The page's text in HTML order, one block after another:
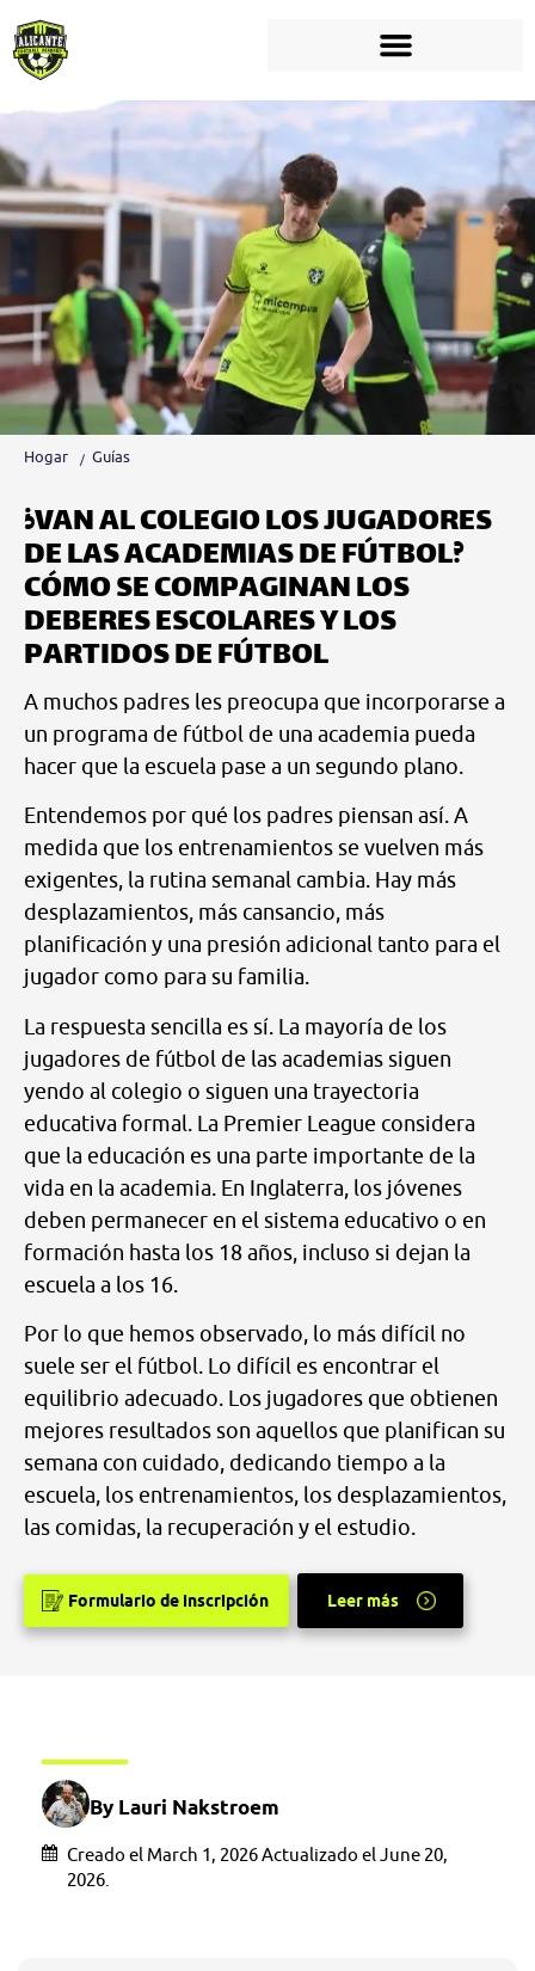
Hogar Guías
¿VAN AL COLEGIO LOS JUGADORES
DE LAS ACADEMIAS DE FÚTBOL?
CÓMO SE COMPAGINAN LOS
DEBERES ESCOLARES Y LOS
PARTIDOS DE FÚTBOL
A muchos padres les preocupa que incorporarse a
un programa de fútbol de una academia pueda
hacer que la escuela pase a un segundo plano.
Entendemos por qué los padres piensan así. A
medida que los entrenamientos se vuelven más
exigentes, la rutina semanal cambia. Hay más
desplazamientos, más cansancio, más
planificación y una presión adicional tanto para el
jugador como para su familia.
La respuesta sencilla es sí. La mayoría de los
jugadores de fútbol de las academias siguen
yendo al colegio o siguen una trayectoria
educativa formal. La Premier League considera
que la educación es una parte importante de la
vida en la academia. En Inglaterra, los jóvenes
deben permanecer en el sistema educativo o en
formación hasta los 18 años, incluso si dejan la
escuela a los 16.
Por lo que hemos observado, lo más difícil no
suele ser el fútbol. Lo difícil es encontrar el
equilibrio adecuado. Los jugadores que obtienen
mejores resultados son aquellos que planifican su
semana con cuidado, dedicando tiempo a la
escuela, los entrenamientos, los desplazamientos,
las comidas, la recuperación y el estudio.
Formulario de inscripción Leer más
By Lauri Nakstroem
Creado el March 1, 2026 Actualizado el June 20,
2026.